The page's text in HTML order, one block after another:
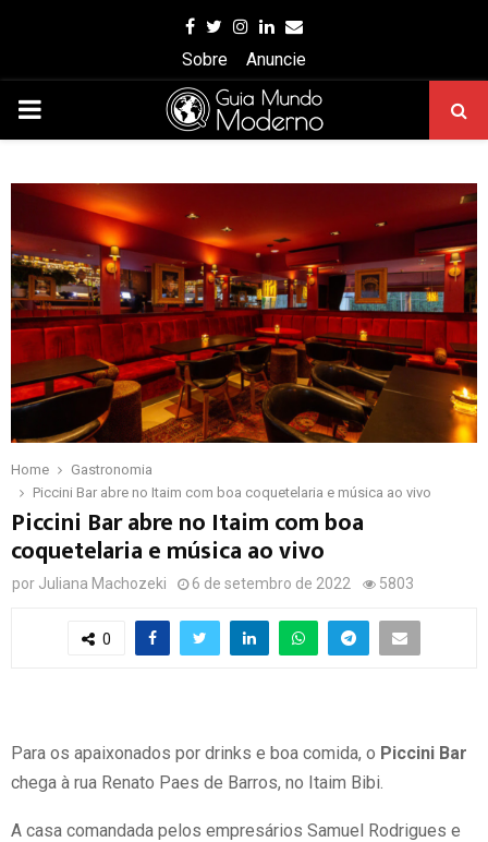
Facebook
Twitter
Instagram
Linkedin
Email
Sobre
Anuncie
PRIMARY
Home
Gastronomia
Piccini Bar abre no Itaim com boa coquetelaria e música ao vivo
Piccini Bar abre no Itaim com boa
coquetelaria e música ao vivo
por Juliana Machozeki 6 de setembro de 2022 5803
0
Para os apaixonados por drinks e boa comida, o Piccini Bar
chega à rua Renato Paes de Barros, no Itaim Bibi.
A casa comandada pelos empresários Samuel Rodrigues e